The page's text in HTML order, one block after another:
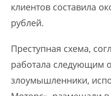
клиентов составила
рублей.
Преступная схема,
работала следующим
злоумышленники,